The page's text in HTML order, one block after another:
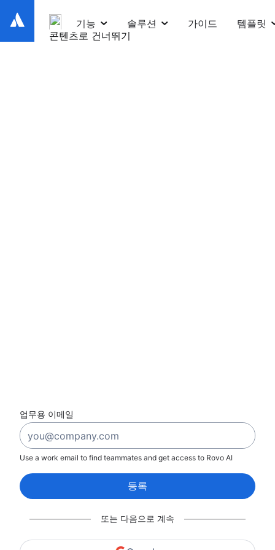
콘텐츠로 건너뛰기
기능 솔루션 가이드 템플릿
업무용 이메일
Use a work email to find teammates and get access to Rovo AI
등록
또는 다음으로 계속